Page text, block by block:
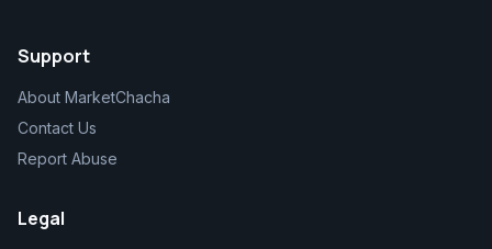
Support
About MarketChacha
Contact Us
Report Abuse
Legal